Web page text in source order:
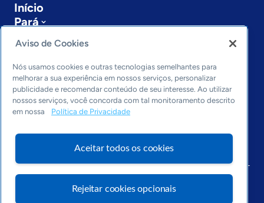
Início
Pará
Sobre a ASN
Últimas notícias
Entre em contato
Editorias
Economia & Política
Inovação & Tecnologia
Cultura empreendedora
Arquivo
Aviso de Cookies
Nós usamos cookies e outras tecnologias semelhantes para
melhorar a sua experiência em nossos serviços, personalizar
publicidade e recomendar conteúdo de seu interesse. Ao utilizar
nossos serviços, você concorda com tal monitoramento descrito
em nossa
Política de Privacidade
Aceitar todos os cookies
Rejeitar cookies opcionais